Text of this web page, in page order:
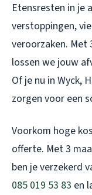
Etensresten in je
verstoppingen,
veroorzaken. Met
lossen we jouw
Of je nu in Wyck,
zorgen voor een
Voorkom hoge
offerte. Met 3
ben je verzekerd
085 019 53 83 en